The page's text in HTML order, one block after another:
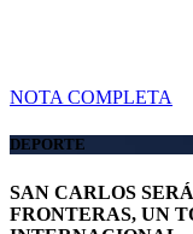
NOTA COMPLETA
DEPORTE
SAN CARLOS
FRONTERAS, UN